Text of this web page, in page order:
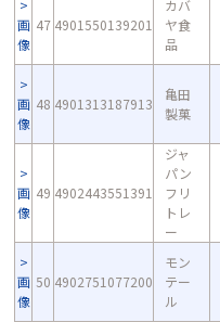
画
像
47 4901550139201
カバ
ヤ食
品
画
像
48 4901313187913
亀田
製菓
画
像
49 4902443551391
ジャ
パン
フリ
トレ
ー
画
像
50 4902751077200
モン
テー
ル